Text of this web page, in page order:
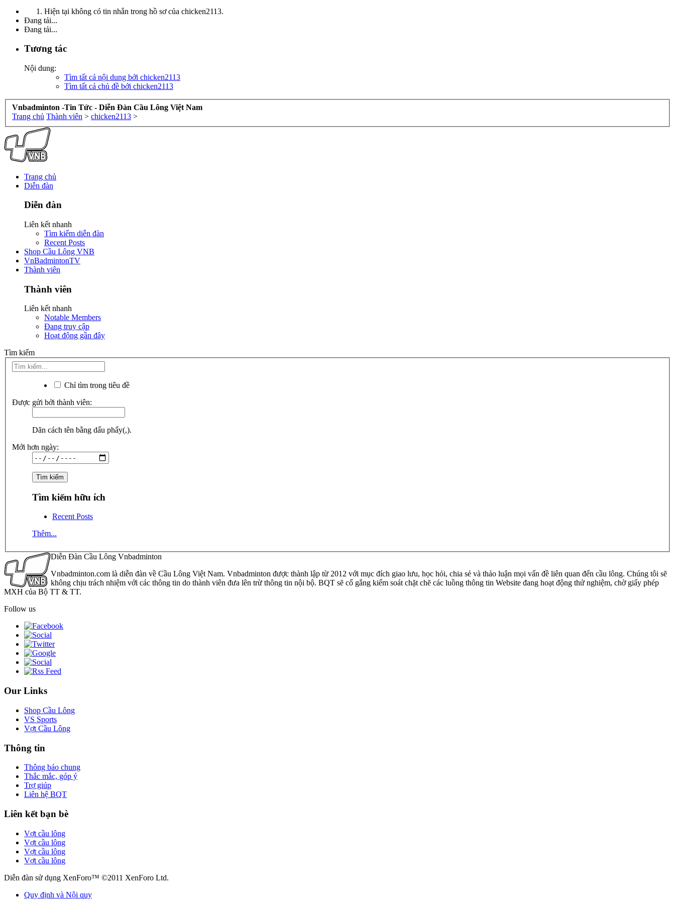
Hiện tại không có tin nhắn trong hồ sơ của chicken2113.
Đang tải...
Đang tải...
Tương tác
Nội dung:
Tìm tất cả nội dung bởi chicken2113
Tìm tất cả chủ đề bởi chicken2113
Vnbadminton -Tin Tức - Diễn Đàn Cầu Lông Việt Nam
Trang chủ Thành viên > chicken2113 >
Trang chủ
Diễn đàn
Diễn đàn
Liên kết nhanh
Tìm kiếm diễn đàn
Recent Posts
Shop Cầu Lông VNB
VnBadmintonTV
Thành viên
Thành viên
Liên kết nhanh
Notable Members
Đang truy cập
Hoạt động gần đây
Tìm kiếm
Chỉ tìm trong tiêu đề
Được gửi bởi thành viên:
Dãn cách tên bằng dấu phẩy(,).
Mới hơn ngày:
Tìm kiếm hữu ích
Recent Posts
Thêm...
Diễn Đàn Cầu Lông Vnbadminton
Vnbadminton.com là diễn đàn về Cầu Lông Việt Nam. Vnbadminton được thành lập từ 2012 với mục đích giao lưu, học hỏi, chia sẻ và thảo luận mọi vấn đề liên quan đến cầu lông. Chúng tôi sẽ
không chịu trách nhiệm với các thông tin do thành viên đưa lên trừ thông tin nội bộ. BQT sẽ cố gắng kiểm soát chặt chẽ các luồng thông tin Website đang hoạt động thử nghiệm, chờ giấy phép
MXH của Bộ TT & TT.
Follow us
Our Links
Shop Cầu Lông
VS Sports
Vợt Cầu Lông
Thông tin
Thông báo chung
Thắc mắc, góp ý
Trợ giúp
Liên hệ BQT
Liên kết bạn bè
Vợt cầu lông
Vợt cầu lông
Vợt cầu lông
Vợt cầu lông
Diễn đàn sử dụng XenForo™ ©2011 XenForo Ltd.
Quy định và Nội quy